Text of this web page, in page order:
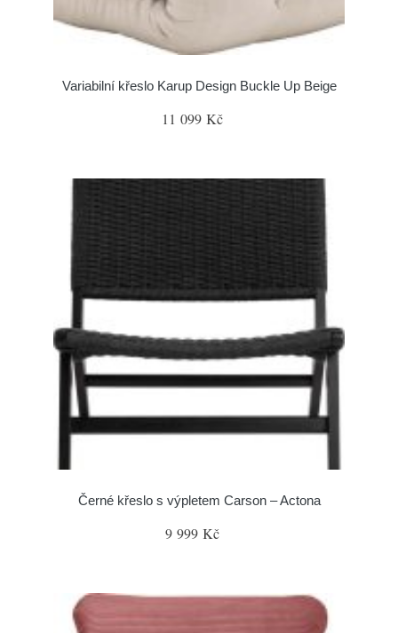
Variabilní křeslo Karup Design Buckle Up Beige
11 099 Kč
Černé křeslo s výpletem Carson – Actona
9 999 Kč